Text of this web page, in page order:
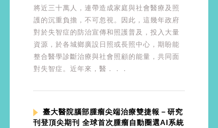
將近三十萬人，連帶造成家庭與社會醫療及照
護的沉重負擔，不可忽視。因此，這幾年政府
對於失智症的防治宣傳和照護普及，投入大量
資源，於各城鄉廣設日照或長照中心，期盼能
整合醫學診斷治療與社會照顧的能量，共同面
對失智症。近年來，醫．．．
臺大醫院腦部腫瘤尖端治療雙捷報－研究
刊登頂尖期刊 全球首次腫瘤自動圈選AI系統